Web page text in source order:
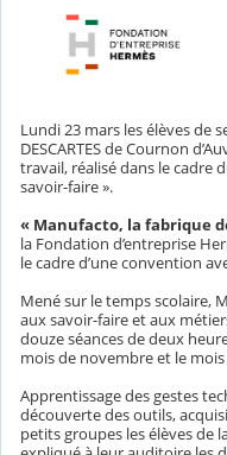
Lundi 23 mars les élèves de
DESCARTES de Cournon
travail, réalisé dans le cadre
savoir-faire ».
« Manufacto, la fabrique
la Fondation d’entreprise
le cadre d’une convention
Mené sur le temps scolaire,
aux savoir-faire et aux
douze séances de deux
mois de novembre et le
Apprentissage des gestes
découverte des outils,
petits groupes les élèves de